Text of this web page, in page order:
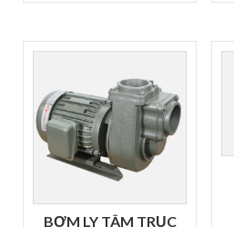
BƠM LY TÂM TRỤC